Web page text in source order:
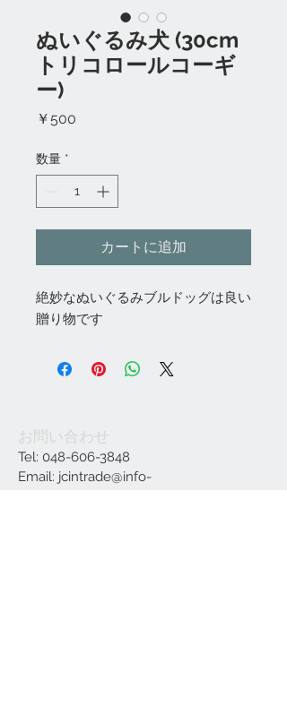
ぬいぐるみ犬 (30cm
トリコロールコーギ
ー)
￥500
数量 *
カートに追加
絶妙なぬいぐるみブルドッグは良い
贈り物です
お問い合わせ
Tel: 048-606-3848
Email: jcintrade@info-